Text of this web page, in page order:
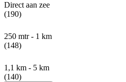
Direct aan zee
(190)
250 mtr - 1 km
(148)
1,1 km - 5 km
(140)